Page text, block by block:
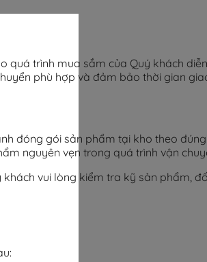
trình mua sắm của Quý khách
phù hợp và đảm bảo thời gian
đóng gói sản phẩm tại kho theo
nguyên vẹn trong quá trình vận
vui lòng kiểm tra kỹ sản phẩm,